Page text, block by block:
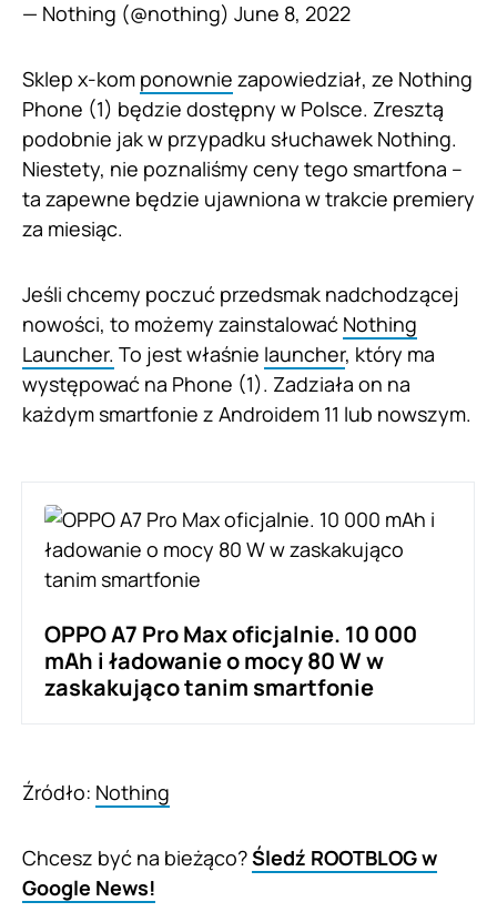
— Nothing (@nothing) June 8, 2022
Sklep x-kom ponownie zapowiedział, ze Nothing
Phone (1) będzie dostępny w Polsce. Zresztą
podobnie jak w przypadku słuchawek Nothing.
Niestety, nie poznaliśmy ceny tego smartfona –
ta zapewne będzie ujawniona w trakcie premiery
za miesiąc.
Jeśli chcemy poczuć przedsmak nadchodzącej
nowości, to możemy zainstalować Nothing
Launcher. To jest właśnie launcher, który ma
występować na Phone (1). Zadziała on na
każdym smartfonie z Androidem 11 lub nowszym.
OPPO A7 Pro Max oficjalnie. 10 000
mAh i ładowanie o mocy 80 W w
zaskakująco tanim smartfonie
Źródło: Nothing
Chcesz być na bieżąco?Śledź ROOTBLOG w
Google News!